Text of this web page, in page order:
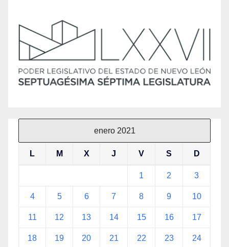
enero 2021
L M X J V S D
1 2 3
4 5 6 7 8 9 10
11 12 13 14 15 16 17
18 19 20 21 22 23 24